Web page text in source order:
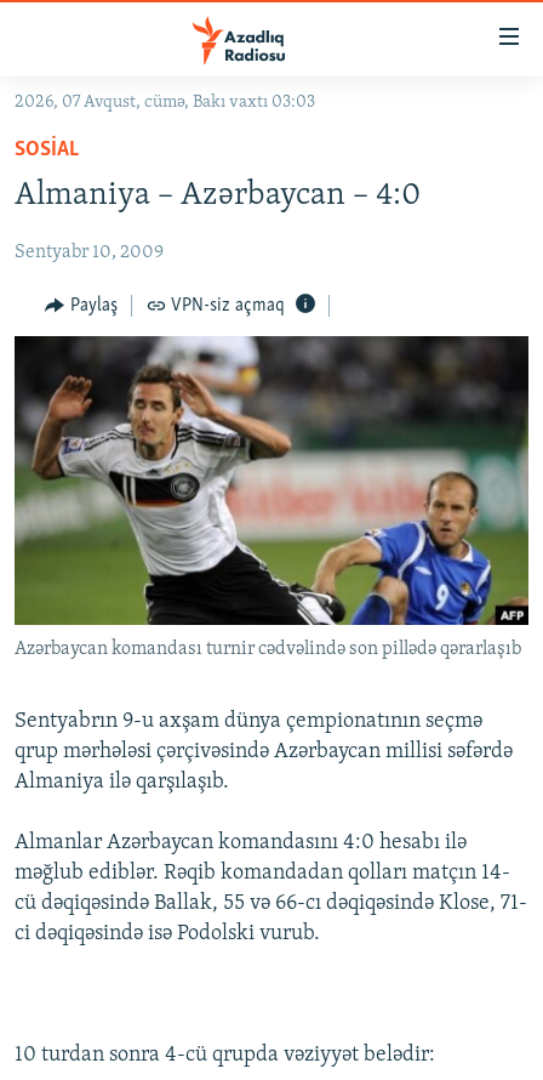
Əsas
qayıt
Əsas
qayıt
GÜNDƏM
#İZAHLA
KORRUPSIOMETR
#ƏSLINDƏ
FƏRQƏ BAX
QANUNI DOĞRU
ARAŞDIRMA
MULTIMEDIA
VIDEO
FOTOQALEREYA
RADIO ARXIV
OXU ZALI
AZƏRBAYCAN ƏDƏBIYYATI KITABXANASI
İSLAM VƏ DEMOKRATIYA
İZ - MƏDƏNIYYƏT PROQRAMI
HAQQIMIZDA
PEŞƏ ETIKASI VƏ JURNALISTIKA STANDARTLARIMIZ
MATERIALLARIMIZDAN ISTIFADƏ
BIZIMLƏ ƏLAQƏ
XƏBƏR BÜLLETENLƏRIMIZ
2026, 07 Avqust, cümə, Bakı vaxtı 03:03
SOSIAL
Almaniya – Azərbaycan – 4:0
Sentyabr 10, 2009
Paylaş VPN-siz açmaq
Azərbaycan komandası turnir cədvəlində son pillədə qərarlaşıb
Sentyabrın 9-u axşam dünya çempionatının seçmə
qrup mərhələsi çərçivəsində Azərbaycan millisi səfərdə
Almaniya ilə qarşılaşıb.
Almanlar Azərbaycan komandasını 4:0 hesabı ilə
məğlub ediblər. Rəqib komandadan qolları matçın 14-
cü dəqiqəsində Ballak, 55 və 66-cı dəqiqəsində Klose, 71-
ci dəqiqəsində isə Podolski vurub.
10 turdan sonra 4-cü qrupda vəziyyət belədir: